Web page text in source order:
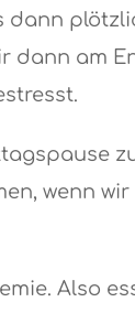
dann am
wenn
Also